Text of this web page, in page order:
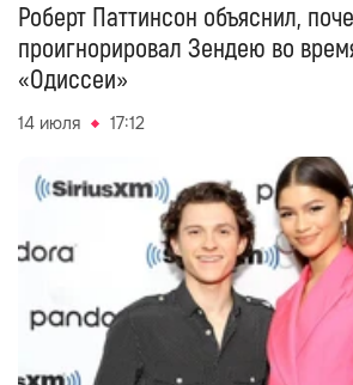
Роберт Паттинсон объяснил,
проигнорировал Зендею во
«Одиссеи»
14 июля 17:12